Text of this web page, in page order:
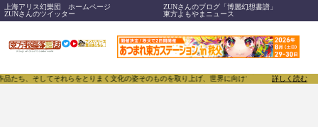
上海アリス幻樂団 ホームページ
ZUNさんのブログ「博麗幻想書譜」
ZUNさんのツイッター
東方よもやまニュース
、そしてそれらをとりまく文化の姿そのものを取り上げ、世界に向けて誇らしく発信する
詳しく読む